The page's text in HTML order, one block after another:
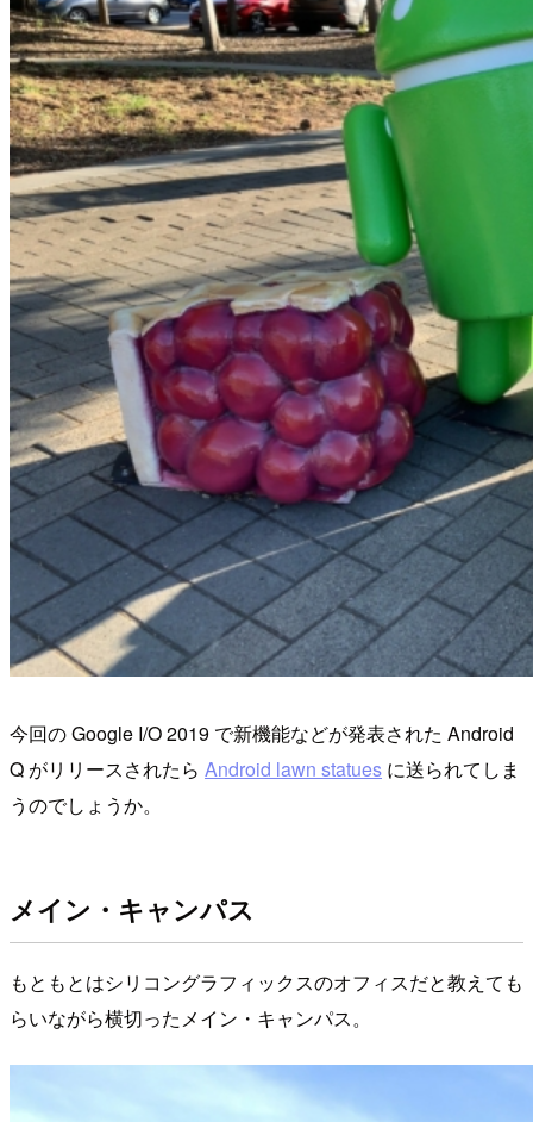
今回の Google I/O 2019 で新機能などが発表された Android
Q がリリースされたら Android lawn statues に送られてしま
うのでしょうか。
メイン・キャンパス
もともとはシリコングラフィックスのオフィスだと教えても
らいながら横切ったメイン・キャンパス。